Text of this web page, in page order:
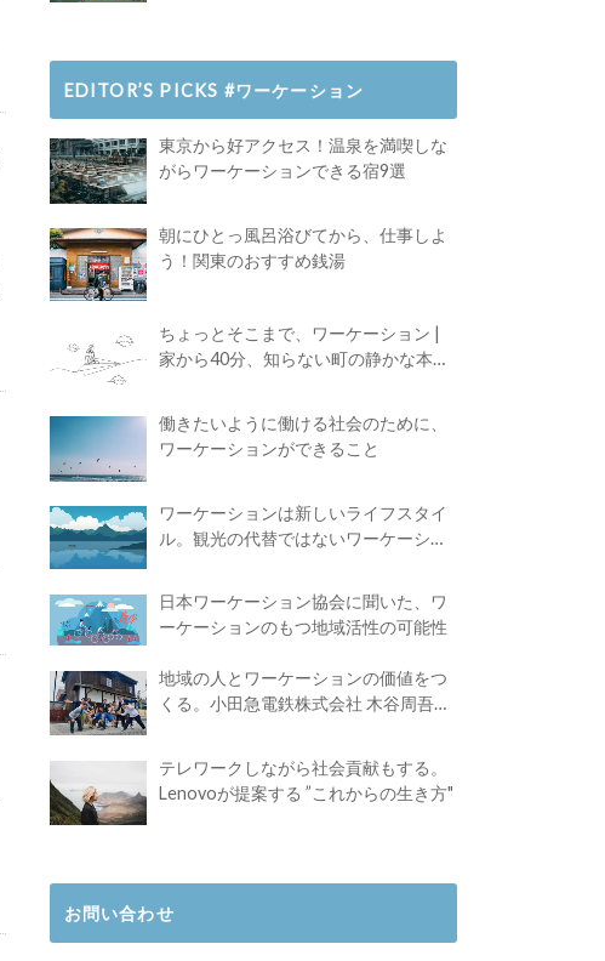
EDITOR’S PICKS #ワーケーション
東京から好アクセス！温泉を満喫しな
がらワーケーションできる宿9選
朝にひとっ風呂浴びてから、仕事しよ
う！関東のおすすめ銭湯
ちょっとそこまで、ワーケーション |
家から40分、知らない町の静かな本屋
働きたいように働ける社会のために、
ワーケーションができること
ワーケーションは新しいライフスタイ
ル。観光の代替ではないワーケーショ
日本ワーケーション協会に聞いた、ワ
ーケーションのもつ地域活性の可能性
地域の人とワーケーションの価値をつ
くる。小田急電鉄株式会社 木谷周吾さ
テレワークしながら社会貢献もする。
Lenovoが提案する ”これからの生き方"
お問い合わせ